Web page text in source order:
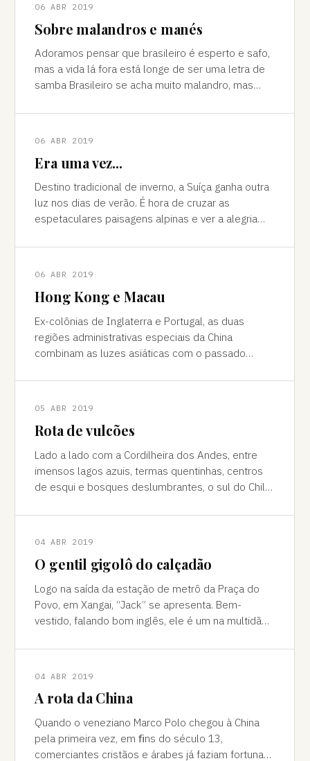
06 ABR 2019
Sobre malandros e manés
Adoramos pensar que brasileiro é esperto e safo,
mas a vida lá fora está longe de ser uma letra de
samba Brasileiro se acha muito malandro, mas
06 ABR 2019
Era uma vez...
Destino tradicional de inverno, a Suíça ganha outra
luz nos dias de verão. É hora de cruzar as
espetaculares paisagens alpinas e ver a alegria
06 ABR 2019
Hong Kong e Macau
Ex-colônias de Inglaterra e Portugal, as duas
regiões administrativas especiais da China
combinam as luzes asiáticas com o passado
05 ABR 2019
Rota de vulcões
Lado a lado com a Cordilheira dos Andes, entre
imensos lagos azuis, termas quentinhas, centros
de esqui e bosques deslumbrantes, o sul do Chile
04 ABR 2019
O gentil gigolô do calçadão
Logo na saída da estação de metrô da Praça do
Povo, em Xangai, “Jack” se apresenta. Bem-
vestido, falando bom inglês, ele é um na multidão
04 ABR 2019
A rota da China
Quando o veneziano Marco Polo chegou à China
pela primeira vez, em ﬁns do século 13,
comerciantes cristãos e árabes já faziam fortuna